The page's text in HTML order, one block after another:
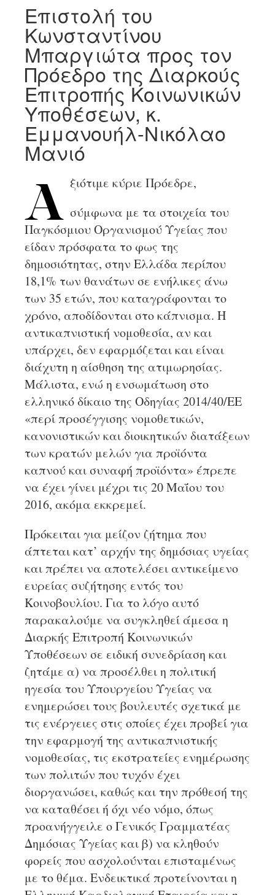
Επιστολή του
Κωνσταντίνου
Μπαργιώτα προς τον
Πρόεδρο της Διαρκούς
Επιτροπής Κοινωνικών
Υποθέσεων, κ.
Εμμανουήλ-Νικόλαο
Μανιό
Α ξιότιμε κύριε Πρόεδρε,
σύμφωνα με τα στοιχεία του
Παγκόσμιου Οργανισμού Υγείας που
είδαν πρόσφατα το φως της
δημοσιότητας, στην Ελλάδα περίπου
18,1% των θανάτων σε ενήλικες άνω
των 35 ετών, που καταγράφονται το
χρόνο, αποδίδονται στο κάπνισμα. Η
αντικαπνιστική νομοθεσία, αν και
υπάρχει, δεν εφαρμόζεται και είναι
διάχυτη η αίσθηση της ατιμωρησίας.
Μάλιστα, ενώ η ενσωμάτωση στο
ελληνικό δίκαιο της Οδηγίας 2014/40/ΕΕ
«περί προσέγγισης νομοθετικών,
κανονιστικών και διοικητικών διατάξεων
των κρατών μελών για προϊόντα
καπνού και συναφή προϊόντα» έπρεπε
να έχει γίνει μέχρι τις 20 Μαΐου του
2016, ακόμα εκκρεμεί.
Πρόκειται για μείζον ζήτημα που
άπτεται κατ’ αρχήν της δημόσιας υγείας
και πρέπει να αποτελέσει αντικείμενο
ευρείας συζήτησης εντός του
Κοινοβουλίου. Για το λόγο αυτό
παρακαλούμε να συγκληθεί άμεσα η
Διαρκής Επιτροπή Κοινωνικών
Υποθέσεων σε ειδική συνεδρίαση και
ζητάμε α) να προσέλθει η πολιτική
ηγεσία του Υπουργείου Υγείας να
ενημερώσει τους βουλευτές σχετικά με
τις ενέργειες στις οποίες έχει προβεί για
την εφαρμογή της αντικαπνιστικής
νομοθεσίας, τις εκστρατείες ενημέρωσης
των πολιτών που τυχόν έχει
διοργανώσει, καθώς και την πρόθεσή της
να καταθέσει ή όχι νέο νόμο, όπως
προανήγγειλε ο Γενικός Γραμματέας
Δημόσιας Υγείας και β) να κληθούν
φορείς που ασχολούνται επισταμένως
με το θέμα. Ενδεικτικά προτείνονται η